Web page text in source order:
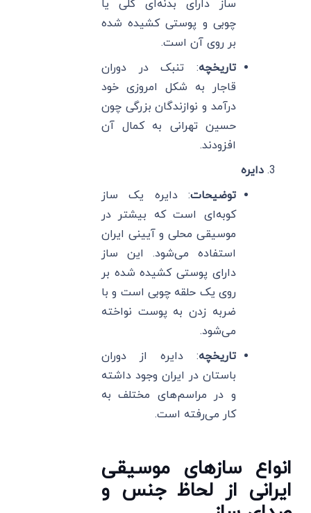
ساز دارای بدنه‌ای گلی یا
چوبی و پوستی کشیده شده
بر روی آن است.
تاریخچه: تنبک در دوران
قاجار به شکل امروزی خود
درآمد و نوازندگان بزرگی چون
حسین تهرانی به کمال آن
افزودند.
دایره
توضیحات: دایره یک ساز
کوبه‌ای است که بیشتر در
موسیقی محلی و آیینی ایران
استفاده می‌شود. این ساز
دارای پوستی کشیده شده بر
روی یک حلقه چوبی است و با
ضربه زدن به پوست نواخته
می‌شود.
تاریخچه: دایره از دوران
باستان در ایران وجود داشته
و در مراسم‌های مختلف به
کار می‌رفته است.
انواع سازهای موسیقی
ایرانی از لحاظ جنس و